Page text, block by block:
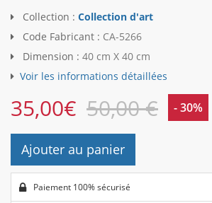
Collection : Collection d'art
Code Fabricant : CA-5266
Dimension : 40 cm X 40 cm
Voir les informations détaillées
35,00€ 50,00 € - 30%
Ajouter au panier
Paiement 100% sécurisé